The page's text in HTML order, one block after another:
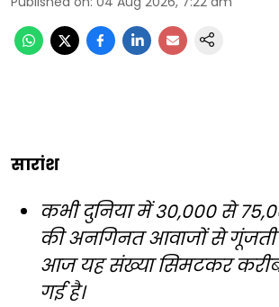
सारांश
कभी दुनिया में 30,000 से
की अनगिनत आवाजों से गूंजती
आज यह संख्या सिमटकर
गई है।